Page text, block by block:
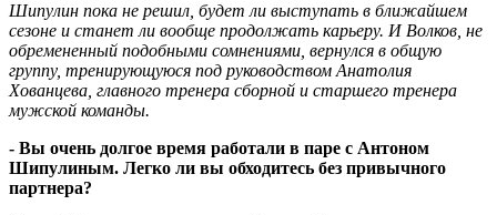
Шипулин пока не решил, будет ли выступать в ближайшем
сезоне и станет ли вообще продолжать карьеру. И Волков, не
обремененный подобными сомнениями, вернулся в общую
группу, тренирующуюся под руководством Анатолия
Хованцева, главного тренера сборной и старшего тренера
мужской команды.
- Вы очень долгое время работали в паре с Антоном
Шипулиным. Легко ли вы обходитесь без привычного
партнера?